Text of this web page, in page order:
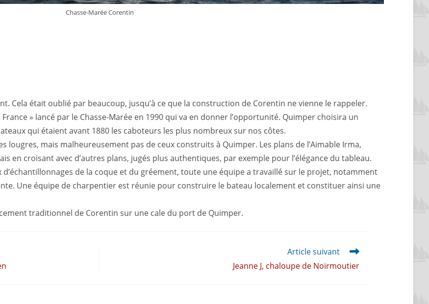
Chasse-Marée Corentin
Cela était oublié par beaucoup, jusqu’à ce que la construction de Corentin ne vienne le rappeler.
» lancé par le Chasse-Marée en 1990 qui va en donner l’opportunité. Quimper choisira un
qui étaient avant 1880 les caboteurs les plus nombreux sur nos côtes.
lougres, mais malheureusement pas de ceux construits à Quimper. Les plans de l’Aimable Irma,
en croisant avec d’autres plans, jugés plus authentiques, par exemple pour l’élégance du tableau.
d’échantillonnages de la coque et du gréement, toute une équipe a travaillé sur le projet, notamment
Une équipe de charpentier est réunie pour construire le bateau localement et constituer ainsi une
traditionnel de Corentin sur une cale du port de Quimper.
Article suivant
Jeanne J, chaloupe de Noirmoutier